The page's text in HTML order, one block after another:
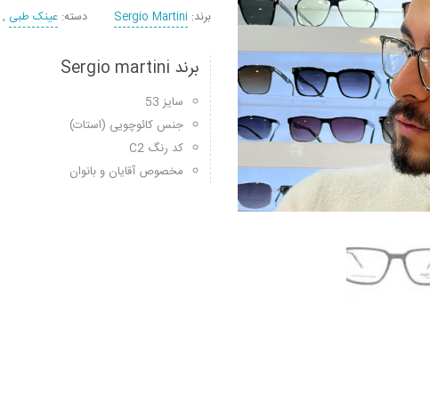
برند: Sergio Martini دسته: عینک طبی ,
برند Sergio martini
سایز 53
جنس کائوچویی (استات)
کد رنگ C2
مخصوص آقایان و بانوان